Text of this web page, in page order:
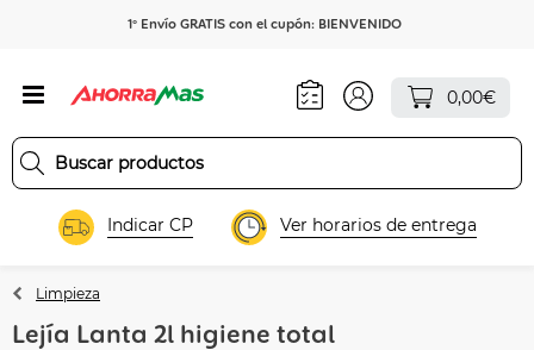
1º Envío GRATIS con el cupón: BIENVENIDO
0,00€
Indicar CP Ver horarios de entrega
Limpieza
Lejía Lanta 2l higiene total